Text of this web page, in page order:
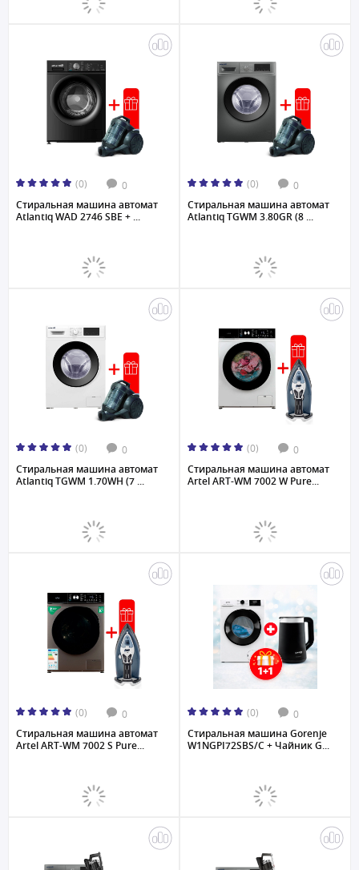
(0) 0
Стиральная машина автомат
Atlantiq WAD 2746 SBE + ...
(0) 0
Стиральная машина автомат
Atlantiq TGWM 3.80GR (8 ...
(0) 0
Стиральная машина автомат
Atlantiq TGWM 1.70WH (7 ...
(0) 0
Стиральная машина автомат
Artel ART-WM 7002 W Pure...
(0) 0
Стиральная машина автомат
Artel ART-WM 7002 S Pure...
(0) 0
Стиральная машина Gorenje
W1NGPI72SBS/C + Чайник G...